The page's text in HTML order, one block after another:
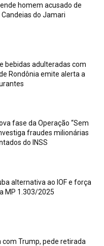
homem acusado de
do Jamari
bebidas adulteradas com
Rondônia emite alerta a
fase da Operação “Sem
fraudes milionárias
do INSS
alternativa ao IOF e força
MP 1.303/2025
com Trump, pede retirada